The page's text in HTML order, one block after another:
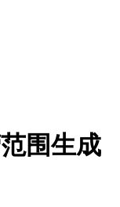
围生成